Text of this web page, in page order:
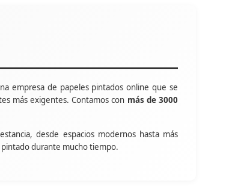
empresa de papeles pintados online que se
más exigentes. Contamos con más de 3000
desde espacios modernos hasta más
pintado durante mucho tiempo.